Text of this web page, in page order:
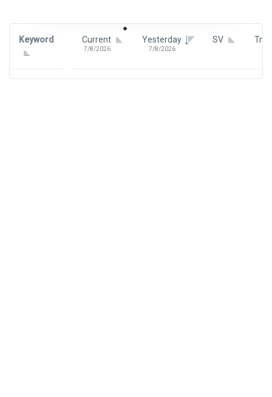
Keyword Current
7/8/2026
Yesterday
7/8/2026
SV